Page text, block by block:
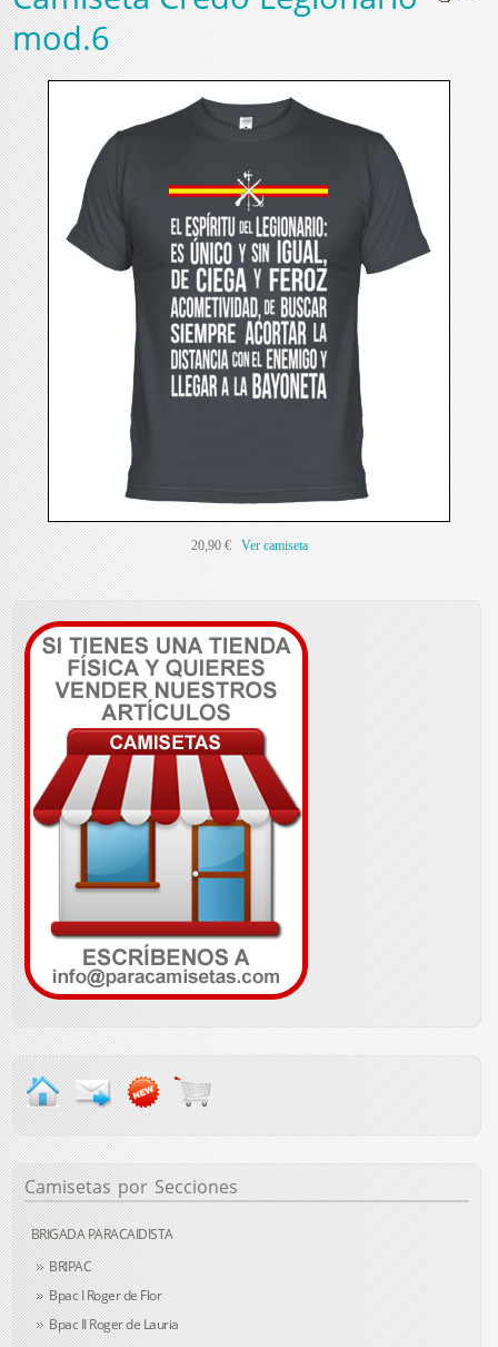
mod.6
20,90 € Ver camiseta
Camisetas por Secciones
BRIGADA PARACAIDISTA
BRIPAC
Bpac I Roger de Flor
Bpac II Roger de Lauria